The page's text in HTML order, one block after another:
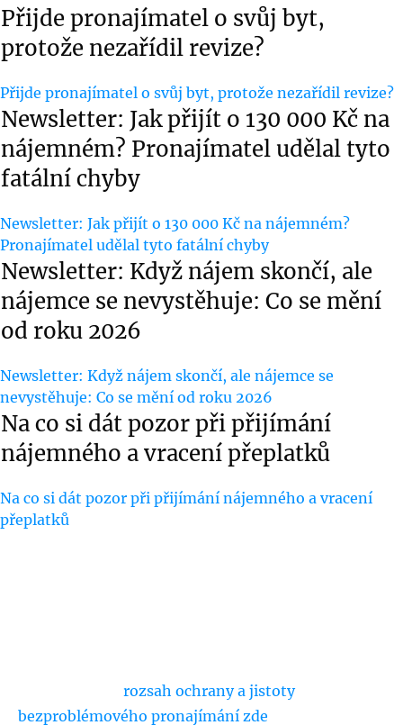
Přijde pronajímatel o svůj byt,
protože nezařídil revize?
Přijde pronajímatel o svůj byt, protože nezařídil revize?
Newsletter: Jak přijít o 130 000 Kč na
nájemném? Pronajímatel udělal tyto
fatální chyby
Newsletter: Jak přijít o 130 000 Kč na nájemném?
Pronajímatel udělal tyto fatální chyby
Newsletter: Když nájem skončí, ale
nájemce se nevystěhuje: Co se mění
od roku 2026
Newsletter: Když nájem skončí, ale nájemce se
nevystěhuje: Co se mění od roku 2026
Na co si dát pozor při přijímání
nájemného a vracení přeplatků
Na co si dát pozor při přijímání nájemného a vracení
přeplatků
rozsah ochrany a jistoty
bezproblémového pronajímání zde